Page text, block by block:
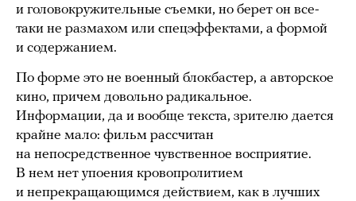
и головокружительные съемки, но берет он все-
таки не размахом или спецэффектами, а формой
и содержанием.
По форме это не военный блокбастер, а авторское
кино, причем довольно радикальное.
Информации, да и вообще текста, зрителю дается
крайне мало: фильм рассчитан
на непосредственное чувственное восприятие.
В нем нет упоения кровопролитием
и непрекращающимся действием, как в лучших